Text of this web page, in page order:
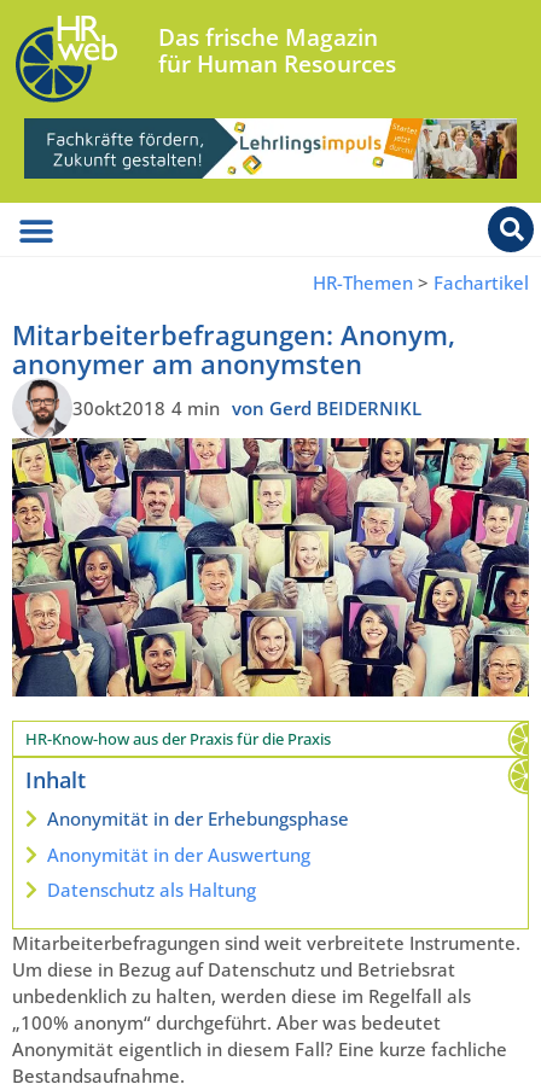
Das frische Magazin
für Human Resources
HR-Themen > Fachartikel
Mitarbeiterbefragungen: Anonym,
anonymer am anonymsten
30okt2018 4 min von Gerd BEIDERNIKL
HR-Know-how aus der Praxis für die Praxis
Inhalt
Anonymität in der Erhebungsphase
Anonymität in der Auswertung
Datenschutz als Haltung
Mitarbeiterbefragungen sind weit verbreitete Instrumente.
Um diese in Bezug auf Datenschutz und Betriebsrat
unbedenklich zu halten, werden diese im Regelfall als
„100% anonym“ durchgeführt. Aber was bedeutet
Anonymität eigentlich in diesem Fall? Eine kurze fachliche
Bestandsaufnahme.